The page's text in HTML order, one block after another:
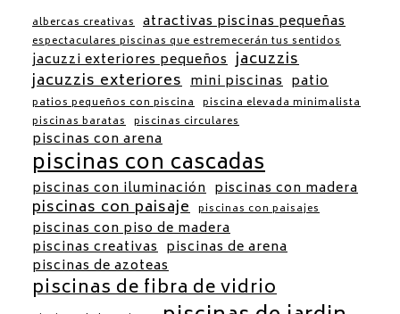
albercas creativas atractivas piscinas pequeñas
espectaculares piscinas que estremecerán tus sentidos
jacuzzi exteriores pequeños jacuzzis
jacuzzis exteriores mini piscinas patio
patios pequeños con piscina piscina elevada minimalista
piscinas baratas piscinas circulares
piscinas con arena
piscinas con cascadas
piscinas con iluminación piscinas con madera
piscinas con paisaje piscinas con paisajes
piscinas con piso de madera
piscinas creativas piscinas de arena
piscinas de azoteas
piscinas de fibra de vidrio